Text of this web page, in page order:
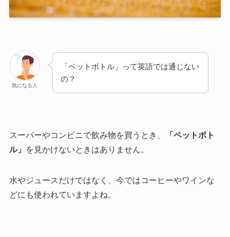
気になる人
「ペットボトル」って英語では通じない
の？
スーパーやコンビニで飲み物を買うとき、
「ペットボト
ル」
を見かけないときはありません。
水やジュースだけではなく、今ではコーヒーやワインな
どにも使われていますよね。